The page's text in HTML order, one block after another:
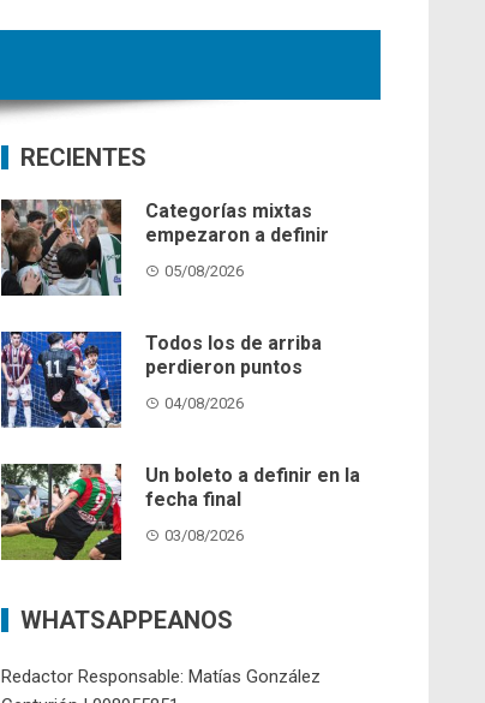
RECIENTES
Categorías mixtas
empezaron a definir
05/08/2026
Todos los de arriba
perdieron puntos
04/08/2026
Un boleto a definir en la
fecha final
03/08/2026
WHATSAPPEANOS
Redactor Responsable: Matías González